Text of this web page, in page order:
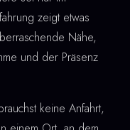
zeigt etwas
Nähe,
und der Präsenz
keine Anfahrt,